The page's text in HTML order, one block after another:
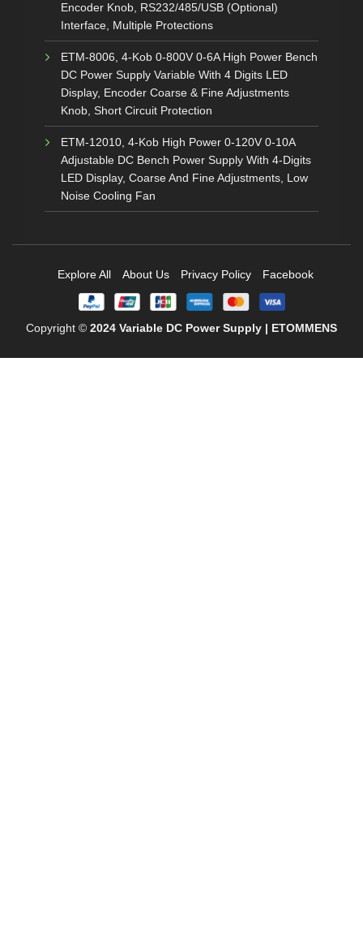
Encoder Knob, RS232/485/USB (Optional)
Interface, Multiple Protections
ETM-8006, 4-Kob 0-800V 0-6A High Power Bench
DC Power Supply Variable With 4 Digits LED
Display, Encoder Coarse & Fine Adjustments
Knob, Short Circuit Protection
ETM-12010, 4-Kob High Power 0-120V 0-10A
Adjustable DC Bench Power Supply With 4-Digits
LED Display, Coarse And Fine Adjustments, Low
Noise Cooling Fan
Copyright © 2024 Variable DC Power Supply | ETOMMENS
Explore All About Us Privacy Policy Facebook